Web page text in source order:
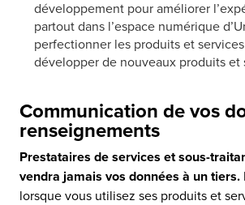
développement pour améliorer
partout dans l’espace numérique
perfectionner les produits et
développer de nouveaux produits et
Communication de vos
renseignements
Prestataires de services et sous-
vendra jamais vos données à un tiers.
lorsque vous utilisez ses produits et